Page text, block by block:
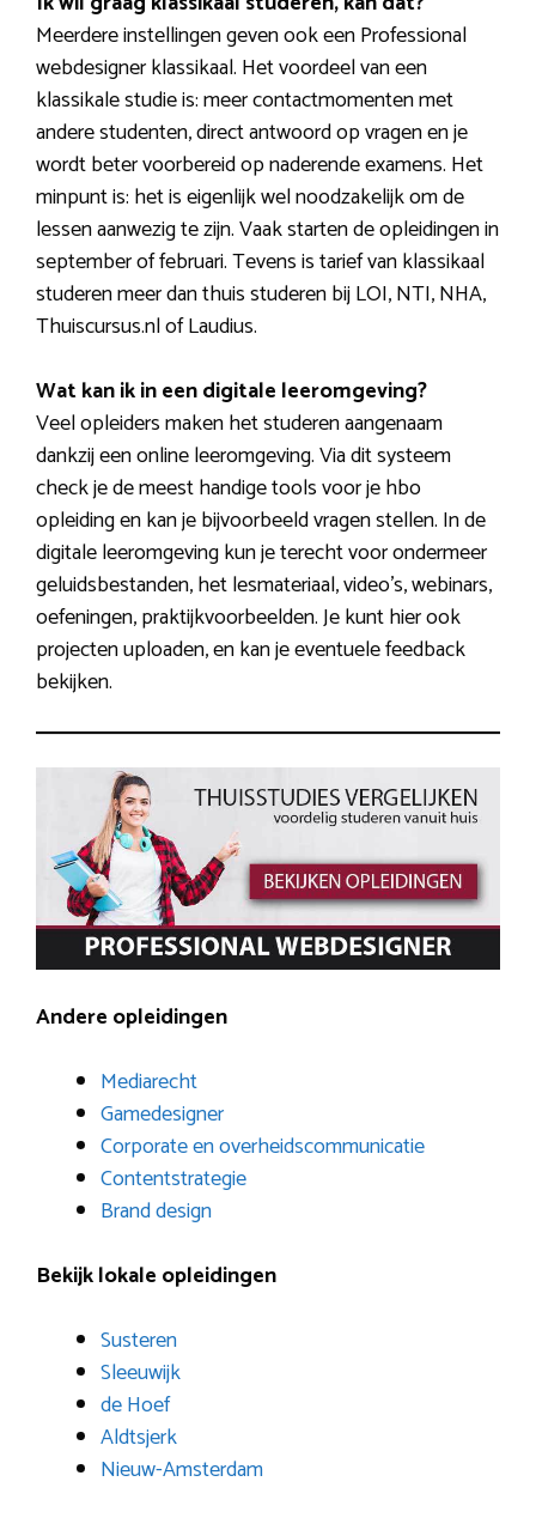
Meerdere instellingen geven ook een Professional
webdesigner klassikaal. Het voordeel van een
klassikale studie is: meer contactmomenten met
andere studenten, direct antwoord op vragen en je
wordt beter voorbereid op naderende examens. Het
minpunt is: het is eigenlijk wel noodzakelijk om de
lessen aanwezig te zijn. Vaak starten de opleidingen in
september of februari. Tevens is tarief van klassikaal
studeren meer dan thuis studeren bij LOI, NTI, NHA,
Thuiscursus.nl of Laudius.
Wat kan ik in een digitale leeromgeving?
Veel opleiders maken het studeren aangenaam
dankzij een online leeromgeving. Via dit systeem
check je de meest handige tools voor je hbo
opleiding en kan je bijvoorbeeld vragen stellen. In de
digitale leeromgeving kun je terecht voor ondermeer
geluidsbestanden, het lesmateriaal, video’s, webinars,
oefeningen, praktijkvoorbeelden. Je kunt hier ook
projecten uploaden, en kan je eventuele feedback
bekijken.
Andere opleidingen
Mediarecht
Gamedesigner
Corporate en overheidscommunicatie
Contentstrategie
Brand design
Bekijk lokale opleidingen
Susteren
Sleeuwijk
de Hoef
Aldtsjerk
Nieuw-Amsterdam